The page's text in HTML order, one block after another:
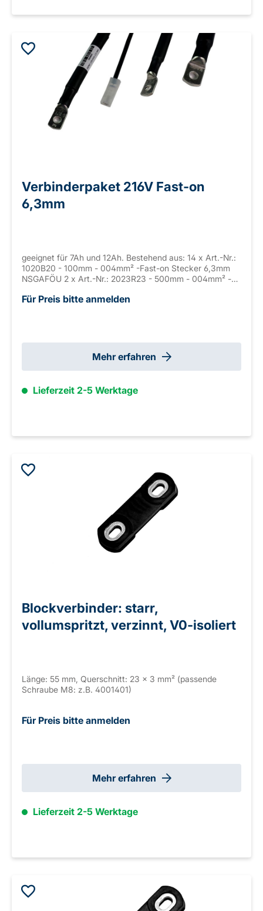
Verbinderpaket 216V Fast-on
6,3mm
geeignet für 7Ah und 12Ah. Bestehend aus: 14 x Art.-Nr.:
1020B20 - 100mm - 004mm² -Fast-on Stecker 6,3mm
NSGAFÖU 2 x Art.-Nr.: 2023R23 - 500mm - 004mm² -
- 1000mm - 004mm² - Fast-on Stecker 6,3mm
Für Preis bitte anmelden
Mehr erfahren
Lieferzeit 2-5 Werktage
Blockverbinder: starr,
vollumspritzt, verzinnt, V0-isoliert
Länge: 55 mm, Querschnitt: 23 × 3 mm² (passende
Schraube M8: z.B. 4001401)
Für Preis bitte anmelden
Mehr erfahren
Lieferzeit 2-5 Werktage